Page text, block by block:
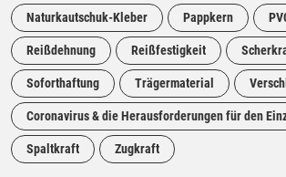
Naturkautschuk-Kleber Pappkern
Reißdehnung Reißfestigkeit
Soforthaftung Trägermaterial
Coronavirus & die Herausforderungen für den
Spaltkraft Zugkraft